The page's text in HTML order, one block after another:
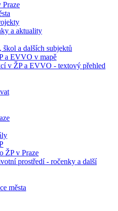
Praze
a aktuality
a dalších subjektů
a EVVO v mapě
v ŽP a EVVO - textový přehled
ŽP v Praze
prostředí - ročenky a další
města